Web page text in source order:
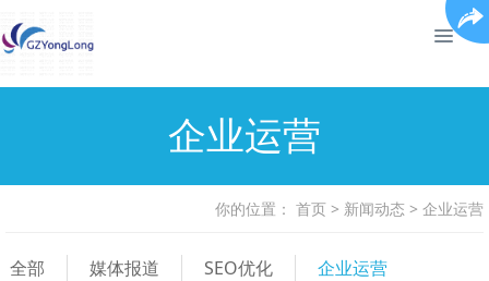
企业运营
你的位置： 首页 > 新闻动态 > 企业运营
全部 媒体报道 SEO优化
企业运营